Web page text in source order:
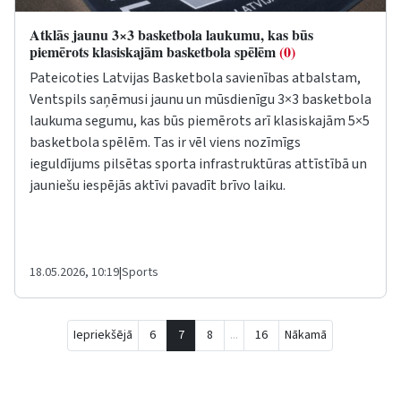
Atklās jaunu 3×3 basketbola laukumu, kas būs
piemērots klasiskajām basketbola spēlēm(0)
Pateicoties Latvijas Basketbola savienības atbalstam,
Ventspils saņēmusi jaunu un mūsdienīgu 3×3 basketbola
laukuma segumu, kas būs piemērots arī klasiskajām 5×5
basketbola spēlēm. Tas ir vēl viens nozīmīgs
ieguldījums pilsētas sporta infrastruktūras attīstībā un
jauniešu iespējās aktīvi pavadīt brīvo laiku.
18.05.2026, 10:19|Sports
Iepriekšējā 6 7 8 ... 16 Nākamā